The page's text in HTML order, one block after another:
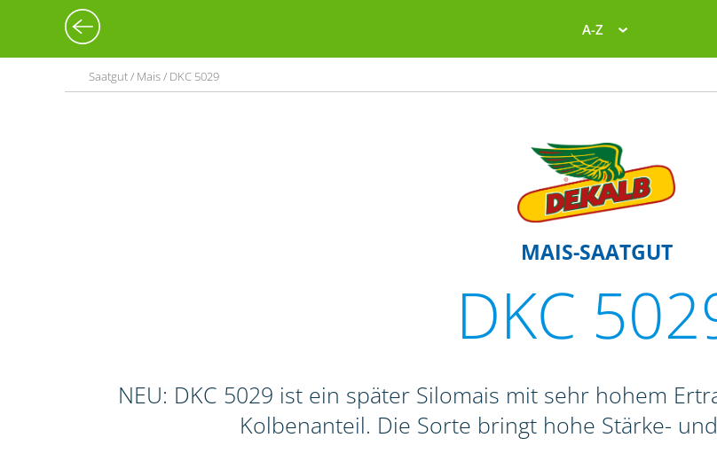
A-Z
Saatgut / Mais / DKC 5029
MAIS-SAATGUT
DKC
NEU: DKC 5029 ist ein später Silomais mit sehr hohem
Kolbenanteil. Die Sorte bringt hohe Stärke-